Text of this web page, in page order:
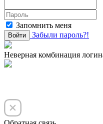
Запомнить меня
Войти Забыли пароль?!
Неверная комбинация